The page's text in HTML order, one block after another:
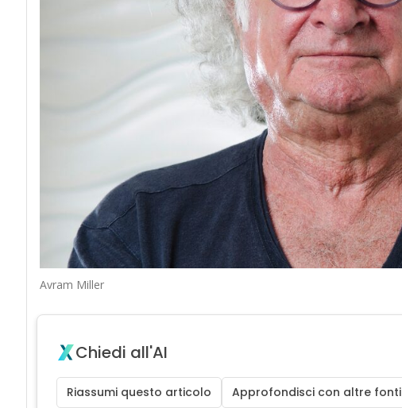
Avram Miller
Chiedi all'AI
Riassumi questo articolo Approfondisci con altre fonti